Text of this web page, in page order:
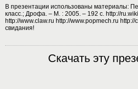
В презентации использованы материалы:
класс.; Дрофа. – М. : 2005. – 192 с. http://
http://www.claw.ru http://www.popmech.ru
свидания!
Скачать эту